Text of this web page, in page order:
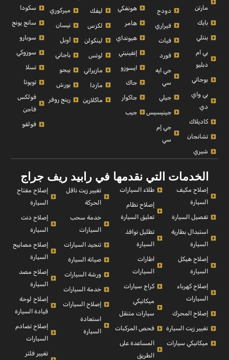
مارتن
بايك
بنتلي
بي ام
دبليو
بوجاتي
بي واي
دي
كاديلاك
تشانجان
شيري
دودج
فيراري
فيات
فورد
جي ايه
سي
جيلي
جينيسيس
جي إم
سي
هونغكي
هامر
هيونداي
إنفينيتي
ايسوزو
جاك
جاكوار
جيب
ليفك
لكزس
لينكولن
لوتس
مازيراتي
مازدا
ماكلارين
ميركوري
نيسان
أوبل
باجاني
بيجو
بورش
رينج روفر
سكودا
سانج يونج
سوبارو
سوزوكي
تسلا
تويوتا
فولكس
فاجن
فولفو
الخدمات التي نقدمها في رابيد ريف جراج
إصلاح مكيف
السيارة
تفصيل السيارة
استبدال بطارية
السيارة
إصلاح هيكل
السيارة
إصلاح كهرباء
السيارات
إصلاح المحرك
تغيير زيت السيارة
ميكانيكي سيارات
طلاء السيارات
إصلاح نظام
تعليق السيارة
تظليل نوافذ
السيارة
اطارات
السيارات
كراج سيارات
ميكانيكي
سيارات متنقل
فحص المركبات
المساعدة على
الطريق
تغيير زيت ناقل
الحركة
خدمة سحب
السيارات
تنجيد السيارات
صيانة السيارة
ورشة السيارات
خدمة السيارات
إصلاح السيارات
استعادة
السيارة
إصلاح مفتاح
السيارة
إصلاح دنت
السيارة
إصلاح مصابيح
السيارة
إصلاح مصد
السيارة
إصلاح لوحة
قيادة السيارة
إصلاح تصادم
السيارات
تغيير فلتر